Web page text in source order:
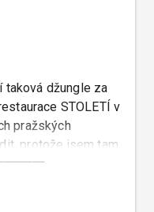
taková džungle za
STOLETÍ v
pražských
protože jsem tam
o ni píše Laura